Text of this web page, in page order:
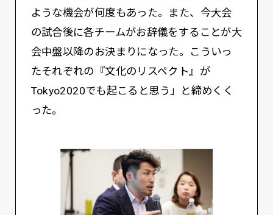
ような機会が何度もあった。また、今大会
の試合後に各チームがお辞儀をすることが大
会中盤以降のお決まりになった。こういっ
たそれぞれの『文化のリスペクト』が
Tokyo2020でも起こると思う」と締めくく
った。